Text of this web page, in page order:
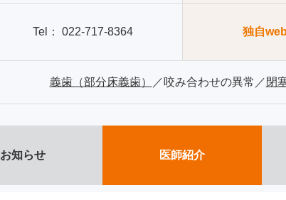
Tel： 022-717-8364 独自
義歯（部分床義歯） ／咬み合わせの異常／ 閉
お知らせ 医師紹介